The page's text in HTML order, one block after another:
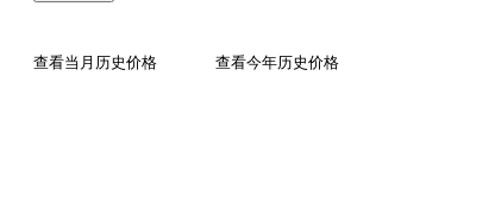
查看当月历史价格 查看今年历史价格